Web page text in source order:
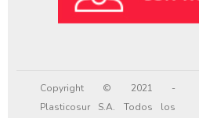
Copyright © 2021 -
Plasticosur S.A. Todos los